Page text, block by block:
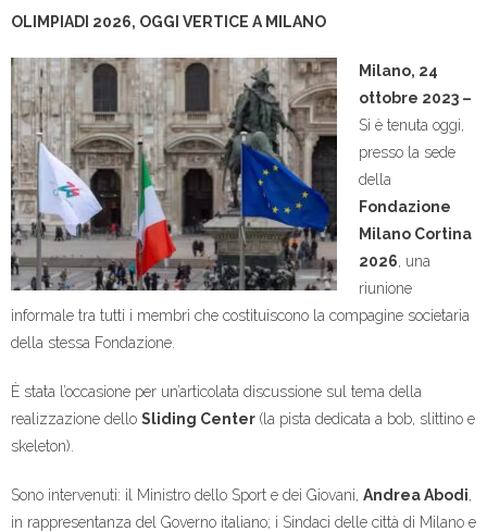
OLIMPIADI 2026, OGGI VERTICE A MILANO
Milano, 24
ottobre 2023 –
Si è tenuta oggi,
presso la sede
della
Fondazione
Milano Cortina
2026 , una
riunione
informale tra tutti i membri che costituiscono la compagine societaria
della stessa Fondazione.
È stata l’occasione per un’articolata discussione sul tema della
realizzazione dello Sliding Center (la pista dedicata a bob, slittino e
skeleton).
Sono intervenuti: il Ministro dello Sport e dei Giovani, Andrea Abodi
in rappresentanza del Governo italiano; i Sindaci delle città di Milano e